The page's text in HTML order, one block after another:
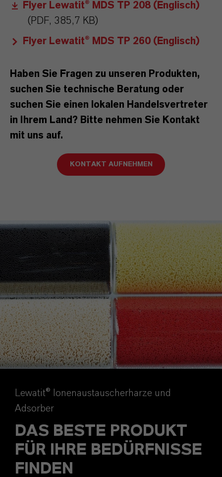
Flyer Lewatit® MDS TP 208 (Englisch)
(PDF, 385,7 KB)
Flyer Lewatit® MDS TP 260 (Englisch)
Haben Sie Fragen zu unseren Produkten,
suchen Sie technische Beratung oder
suchen Sie einen lokalen Handelsvertreter
in Ihrem Land? Bitte nehmen Sie Kontakt
mit uns auf.
KONTAKT AUFNEHMEN
Lewatit® Ionenaustauscherharze und
Adsorber
DAS BESTE PRODUKT
FÜR IHRE BEDÜRFNISSE
FINDEN